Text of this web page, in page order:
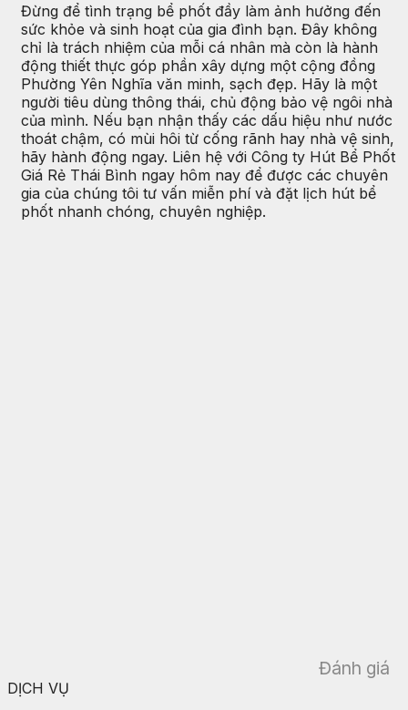
Đừng để tình trạng bể phốt đầy làm ảnh hưởng đến
sức khỏe và sinh hoạt của gia đình bạn. Đây không
chỉ là trách nhiệm của mỗi cá nhân mà còn là hành
động thiết thực góp phần xây dựng một cộng đồng
Phường Yên Nghĩa văn minh, sạch đẹp. Hãy là một
người tiêu dùng thông thái, chủ động bảo vệ ngôi nhà
của mình. Nếu bạn nhận thấy các dấu hiệu như nước
thoát chậm, có mùi hôi từ cống rãnh hay nhà vệ sinh,
hãy hành động ngay. Liên hệ với Công ty Hút Bể Phốt
Giá Rẻ Thái Bình ngay hôm nay để được các chuyên
gia của chúng tôi tư vấn miễn phí và đặt lịch hút bể
phốt nhanh chóng, chuyên nghiệp.
Đánh giá
DỊCH VỤ